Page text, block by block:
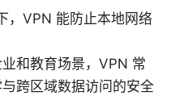
，VPN 能防止本地网络
和教育场景，VPN 常
跨区域数据访问的安全